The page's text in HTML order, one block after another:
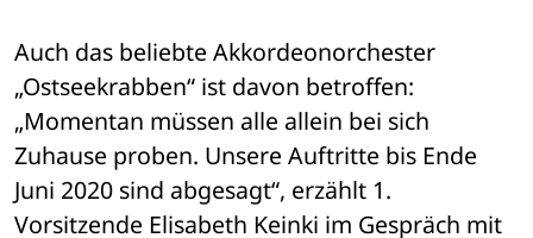
Auch das beliebte Akkordeonorchester
„Ostseekrabben“ ist davon betroffen:
„Momentan müssen alle allein bei sich
Zuhause proben. Unsere Auftritte bis Ende
Juni 2020 sind abgesagt“, erzählt 1.
Vorsitzende Elisabeth Keinki im Gespräch mit